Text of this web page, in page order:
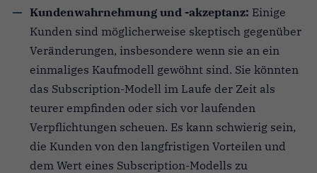
Kundenwahrnehmung und -akzeptanz: Einige
Kunden sind möglicherweise skeptisch gegenüber
Veränderungen, insbesondere wenn sie an ein
einmaliges Kaufmodell gewöhnt sind. Sie könnten
das Subscription-Modell im Laufe der Zeit als
teurer empfinden oder sich vor laufenden
Verpflichtungen scheuen. Es kann schwierig sein,
die Kunden von den langfristigen Vorteilen und
dem Wert eines Subscription-Modells zu